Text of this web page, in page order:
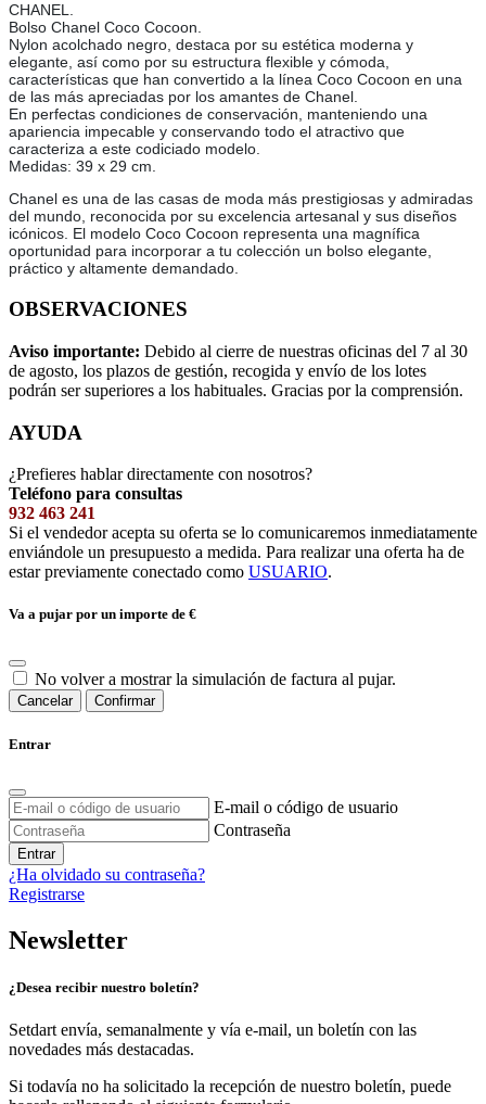
CHANEL.
Bolso Chanel Coco Cocoon.
Nylon acolchado negro, destaca por su estética moderna y
elegante, así como por su estructura flexible y cómoda,
características que han convertido a la línea Coco Cocoon en una
de las más apreciadas por los amantes de Chanel.
En perfectas condiciones de conservación, manteniendo una
apariencia impecable y conservando todo el atractivo que
caracteriza a este codiciado modelo.
Medidas: 39 x 29 cm.
Chanel es una de las casas de moda más prestigiosas y admiradas
del mundo, reconocida por su excelencia artesanal y sus diseños
icónicos. El modelo Coco Cocoon representa una magnífica
oportunidad para incorporar a tu colección un bolso elegante,
práctico y altamente demandado.
OBSERVACIONES
Aviso importante: Debido al cierre de nuestras oficinas del 7 al 30
de agosto, los plazos de gestión, recogida y envío de los lotes
podrán ser superiores a los habituales. Gracias por la comprensión.
AYUDA
¿Prefieres hablar directamente con nosotros?
Teléfono para consultas
932 463 241
Si el vendedor acepta su oferta se lo comunicaremos inmediatamente
enviándole un presupuesto a medida. Para realizar una oferta ha de
estar previamente conectado como USUARIO.
Va a pujar por un importe de €
No volver a mostrar la simulación de factura al pujar.
Cancelar Confirmar
Entrar
E-mail o código de usuario
Contraseña
Entrar
¿Ha olvidado su contraseña?
Registrarse
Newsletter
¿Desea recibir nuestro boletín?
Setdart envía, semanalmente y vía e-mail, un boletín con las
novedades más destacadas.
Si todavía no ha solicitado la recepción de nuestro boletín, puede